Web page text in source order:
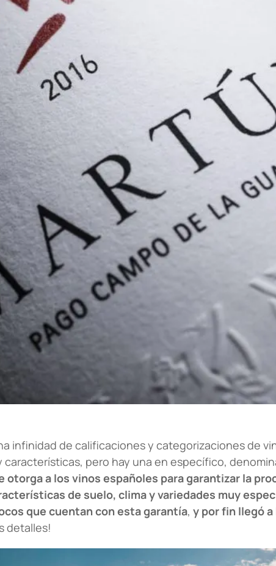
infinidad de calificaciones y categorizaciones de
características, pero hay una en específico,
otorga a los vinos españoles para garantizar la
de suelo, clima y variedades muy
que cuentan con esta garantía, y por fin llegó
detalles!